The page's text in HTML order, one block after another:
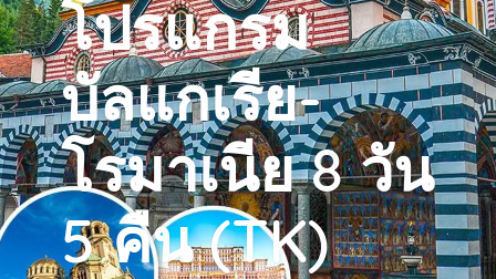
โปรแกรม
บัลแกเรีย-
โรมาเนีย 8 วัน
5 คืน (TK)